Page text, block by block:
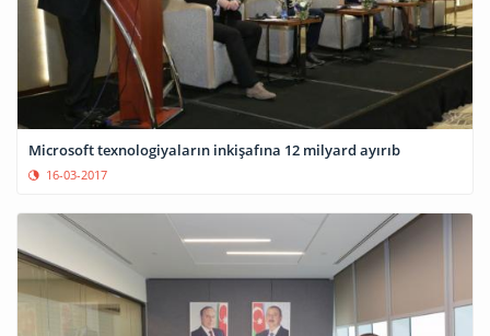
Microsoft texnologiyaların inkişafına 12 milyard ayırıb
16-03-2017